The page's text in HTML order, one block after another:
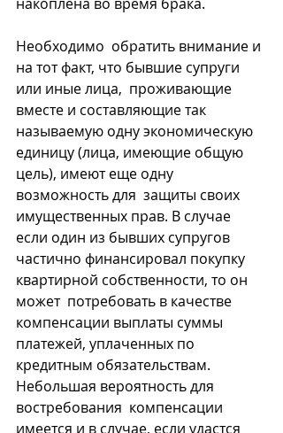
Необходимо  обратить внимание и
на тот факт, что бывшие супруги
или иные лица,  проживающие
вместе и составляющие так
называемую одну экономическую
единицу (лица, имеющие общую
цель), имеют еще одну
возможность для  защиты своих
имущественных прав. В случае
если один из бывших супругов
частично финансировал покупку
квартирной собственности, то он
может  потребовать в качестве
компенсации выплаты суммы
платежей, уплаченных по
кредитным обязательствам.
Небольшая вероятность для
востребования  компенсации
имеется и в случае, если удастся